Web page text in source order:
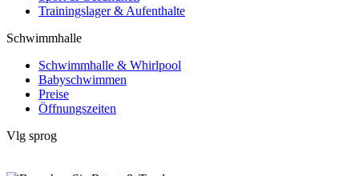
Trainingslager & Aufenthalte
Schwimmhalle
Schwimmhalle & Whirlpool
Babyschwimmen
Preise
Öffnungszeiten
Vlg sprog